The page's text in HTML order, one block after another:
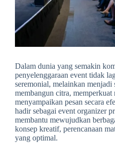
Dalam dunia yang semakin
penyelenggaraan event tidak
seremonial, melainkan menjadi
membangun citra, memperkuat
menyampaikan pesan secara
hadir sebagai event organizer
membantu mewujudkan
konsep kreatif, perencanaan
yang optimal.